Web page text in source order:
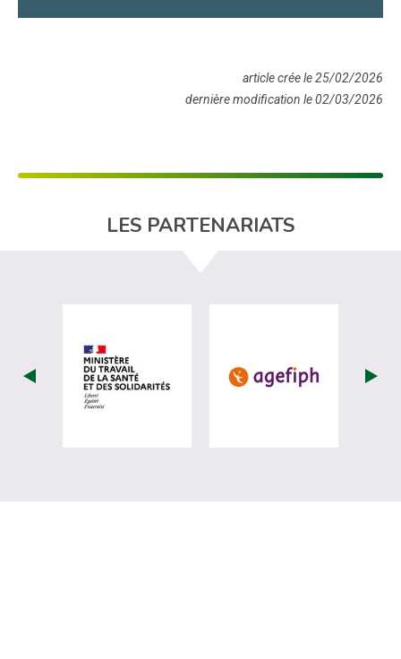
article crée le 25/02/2026
dernière modification le 02/03/2026
LES PARTENARIATS
visiter les site de Ministère du travail
visiter les